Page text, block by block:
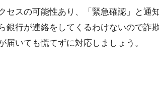
セスの可能性あり、「緊急確認」と通
銀行が連絡をしてくるわけないので詐欺
届いても慌てずに対応しましょう。